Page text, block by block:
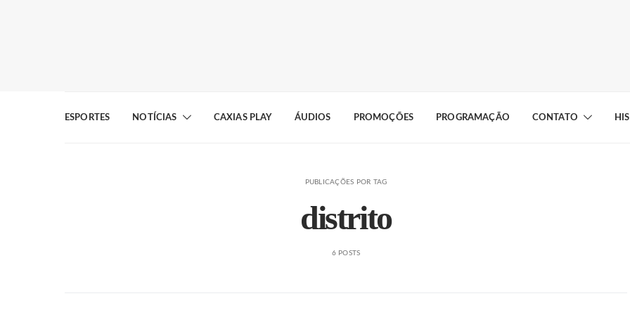
ESPORTES NOTÍCIAS CAXIAS PLAY ÁUDIOS PROMOÇÕES PROGRAMAÇÃO CONTATO
PUBLICAÇÕES POR TAG
distrito
6 POSTS